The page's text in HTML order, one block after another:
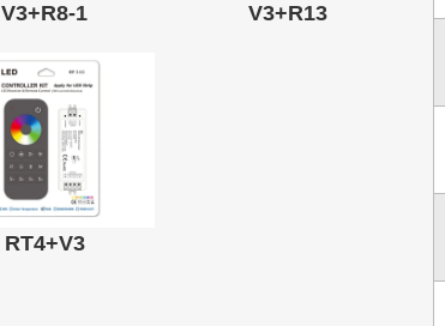
V3+R8-1 V3+R13
RT4+V3